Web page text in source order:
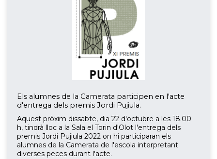
Els alumnes de la Camerata participen en l'acte
d'entrega dels premis Jordi Pujiula.
Aquest pròxim dissabte, dia 22 d'octubre a les 18.00
h, tindrà lloc a la Sala el Torin d'Olot l'entrega dels
premis Jordi Pujiula 2022 on hi participaran els
alumnes de la Camerata de l'escola interpretant
diverses peces durant l'acte.